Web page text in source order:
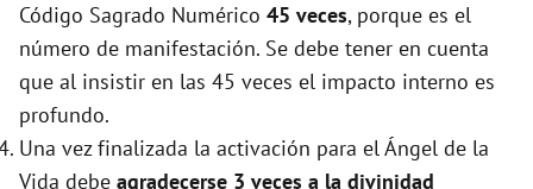
Código Sagrado Numérico 45 veces, porque es el
número de manifestación. Se debe tener en cuenta
que al insistir en las 45 veces el impacto interno es
profundo.
Una vez finalizada la activación para el Ángel de la
Vida debe agradecerse 3 veces a la divinidad